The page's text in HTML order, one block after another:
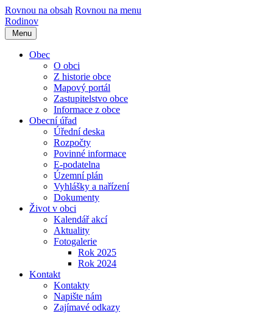
Rovnou na obsah Rovnou na menu
Rodinov
Menu
Obec
O obci
Z historie obce
Mapový portál
Zastupitelstvo obce
Informace z obce
Obecní úřad
Úřední deska
Rozpočty
Povinné informace
E-podatelna
Územní plán
Vyhlášky a nařízení
Dokumenty
Život v obci
Kalendář akcí
Aktuality
Fotogalerie
Rok 2025
Rok 2024
Kontakt
Kontakty
Napište nám
Zajímavé odkazy